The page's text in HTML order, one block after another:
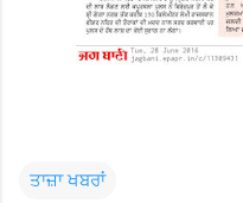
ਤਾਜ਼ਾ ਖਬਰਾਂ